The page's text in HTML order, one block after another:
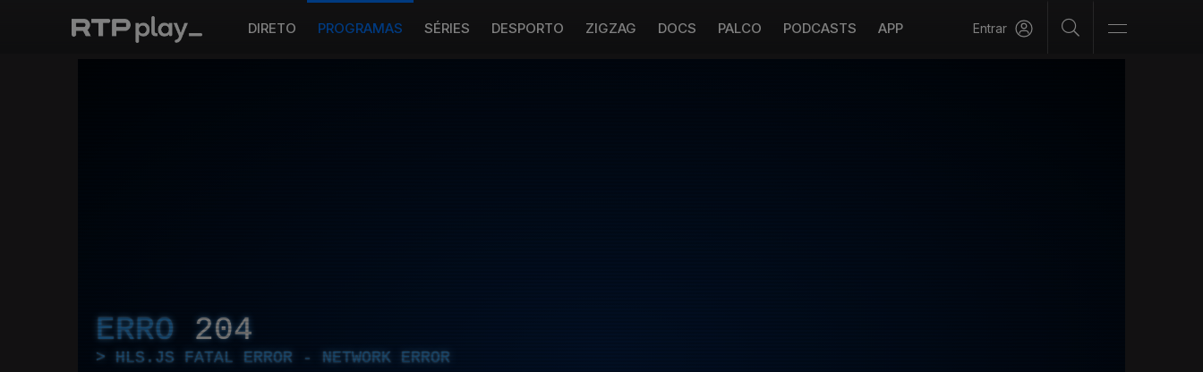
DIRETO PROGRAMAS SÉRIES DESPORTO ZIGZAG DOCS PALCO PODCASTS APP Entrar
ERRO 204
HLS.JS FATAL ERROR - NETWORK ERROR